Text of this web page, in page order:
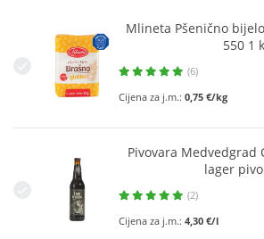
Mlineta Pšenično
550 1
(6)
Cijena za j.m.: 0,75 €/kg
Pivovara Medvedgrad
lager
(2)
Cijena za j.m.: 4,30 €/l